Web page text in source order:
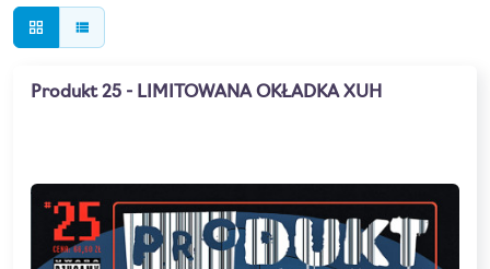
grid_view view_list
Produkt 25 - LIMITOWANA OKŁADKA XUH